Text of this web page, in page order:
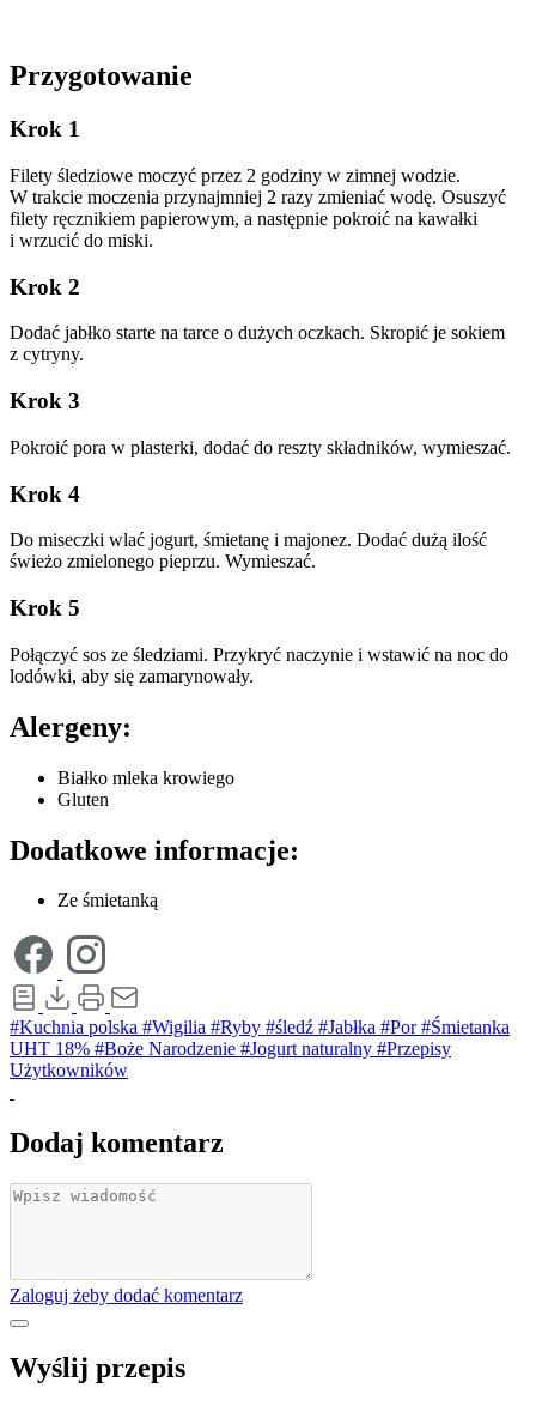
Przygotowanie
Krok 1
Filety śledziowe moczyć przez 2 godziny w zimnej wodzie.
W trakcie moczenia przynajmniej 2 razy zmieniać wodę. Osuszyć
filety ręcznikiem papierowym, a następnie pokroić na kawałki
i wrzucić do miski.
Krok 2
Dodać jabłko starte na tarce o dużych oczkach. Skropić je sokiem
z cytryny.
Krok 3
Pokroić pora w plasterki, dodać do reszty składników, wymieszać.
Krok 4
Do miseczki wlać jogurt, śmietanę i majonez. Dodać dużą ilość
świeżo zmielonego pieprzu. Wymieszać.
Krok 5
Połączyć sos ze śledziami. Przykryć naczynie i wstawić na noc do
lodówki, aby się zamarynowały.
Alergeny:
Białko mleka krowiego
Gluten
Dodatkowe informacje:
Ze śmietanką
#Kuchnia polska #Wigilia #Ryby #śledź #Jabłka #Por#Śmietanka
UHT 18% #Boże Narodzenie #Jogurt naturalny #Przepisy
Użytkowników
Dodaj komentarz
Zaloguj żeby dodać komentarz
Wyślij przepis